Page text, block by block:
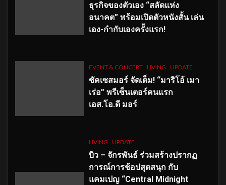
ธุรกิจของตัวเอง “สลัดแห่ง
อนาคต” พร้อมเปิดตัวหนังสั้น เล่น
เอง-กำกับเองครั้งแรก!
EVENT & CONCERT LIVING UPDATE
ซัคเซสมอร์ จัดเต็ม! “มาริโอ้ เมา
เร่อ” พรีเซ็นเตอร์คนแรก
เอส.โอ.ดี มอร์
LIVING UPDATE
บิว – จักรพันธ์ ร่วมสร้างปรากฏ
การณ์การช้อปสุดสนุก กับ
แคมเปญ “Central Midnight